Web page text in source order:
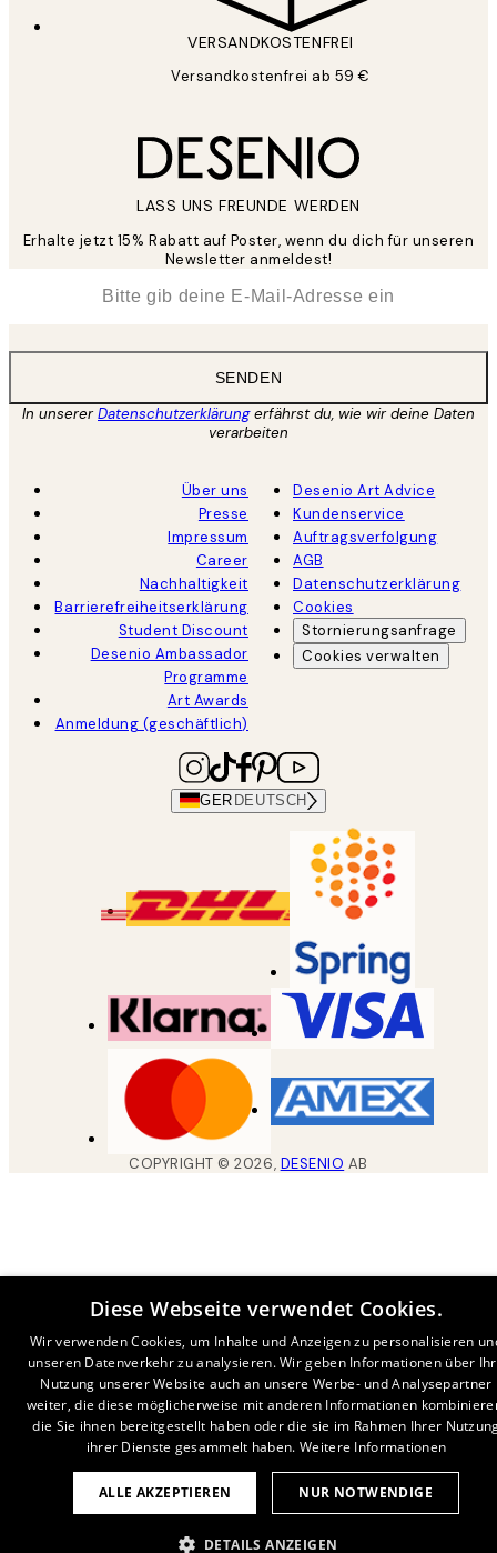
VERSANDKOSTENFREI
Versandkostenfrei ab 59 €
LASS UNS FREUNDE WERDEN
Erhalte jetzt 15% Rabatt auf Poster, wenn du dich für unseren
Newsletter anmeldest!
SENDEN
In unsererDatenschutzerklärungerfährst du, wie wir deine Daten
verarbeiten
Über uns
Presse
Impressum
Career
Nachhaltigkeit
Barrierefreiheitserklärung
Student Discount
Desenio Ambassador
Programme
Art Awards
Anmeldung (geschäftlich)
Desenio Art Advice
Kundenservice
Auftragsverfolgung
AGB
Datenschutzerklärung
Cookies
Stornierungsanfrage
Cookies verwalten
GER DEUTSCH
COPYRIGHT ©2026, DESENIO AB
Diese Webseite verwendet Cookies.
Wir verwenden Cookies, um Inhalte und Anzeigen zu personalisieren
unseren Datenverkehr zu analysieren. Wir geben Informationen über
Nutzung unserer Website auch an unsere Werbe- und Analysepartner
weiter, die diese möglicherweise mit anderen Informationen
die Sie ihnen bereitgestellt haben oder die sie im Rahmen Ihrer
ihrer Dienste gesammelt haben. Weitere Informationen
ALLE AKZEPTIEREN NUR NOTWENDIGE
DETAILS ANZEIGEN